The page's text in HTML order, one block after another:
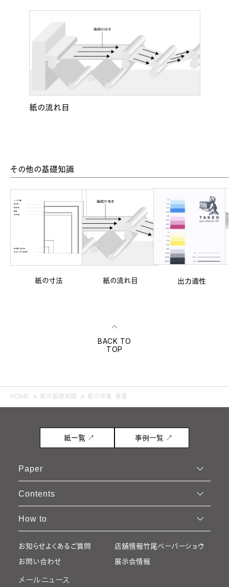
紙の流れ目
その他の基礎知識
紙の寸法 紙の流れ目 出力適性
BACK TO
TOP
HOME 紙の基礎知識 紙の坪量・連量
紙一覧 ↗ 事例一覧 ↗
Paper
Contents
How to
お知らせよくあるご質問
お問い合わせ
店舗情報竹尾ペーパーショウ
展示会情報
メールニュース